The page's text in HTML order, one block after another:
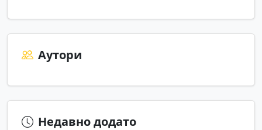
Аутори
Недавно додато